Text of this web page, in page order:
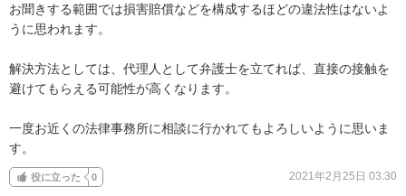
お聞きする範囲では損害賠償などを構成するほどの違法性はないよ
うに思われます。
解決方法としては、代理人として弁護士を立てれば、直接の接触を
避けてもらえる可能性が高くなります。
一度お近くの法律事務所に相談に行かれてもよろしいように思いま
す。
役に立った 0 2021年2月25日 03:30